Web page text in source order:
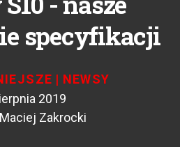
specyfikacji
| NEWSY
2019
Maciej Zakrocki